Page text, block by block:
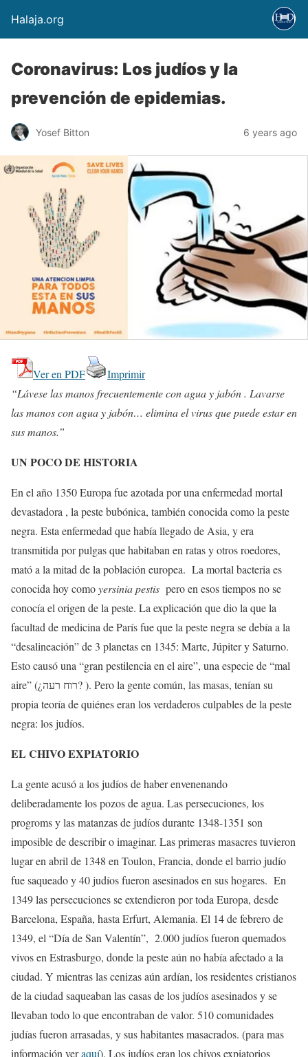
Halaja.org
Coronavirus: Los judíos y la
prevención de epidemias.
Yosef Bitton 6 years ago
Ver en PDF
Imprimir
“Lávese las manos frecuentemente con agua y jabón . Lavarse
las manos con agua y jabón… elimina el virus que puede estar en
sus manos.”
UN POCO DE HISTORIA
En el año 1350 Europa fue azotada por una enfermedad mortal
devastadora , la peste bubónica, también conocida como la peste
negra. Esta enfermedad que había llegado de Asia, y era
transmitida por pulgas que habitaban en ratas y otros roedores,
mató a la mitad de la población europea. La mortal bacteria es
conocida hoy comoyersiniapestis pero en esos tiempos no se
conocía el origen de la peste. La explicación que dio la que la
facultad de medicina de París fue que la peste negra se debía a la
“desalineación” de 3 planetas en 1345: Marte, Júpiter y Saturno.
Esto causó una “gran pestilencia en el aire”, una especie de “mal
aire” (¿רוח רעה? ). Pero la gente común, las masas, tenían su
propia teoría de quiénes eran los verdaderos culpables de la peste
negra: los judíos.
EL CHIVO EXPIATORIO
La gente acusó a los judíos de haber envenenando
deliberadamente los pozos de agua. Las persecuciones, los
progroms y las matanzas de judíos durante 1348-1351 son
imposible de describir o imaginar. Las primeras masacres tuvieron
lugar en abril de 1348 en Toulon, Francia, donde el barrio judío
fue saqueado y 40 judíos fueron asesinados en sus hogares. En
1349 las persecuciones se extendieron por toda Europa, desde
Barcelona, España, hasta Erfurt, Alemania. El 14 de febrero de
1349, el “Día de San Valentín”, 2.000 judíos fueron quemados
vivos en Estrasburgo, donde la peste aún no había afectado a la
ciudad. Y mientras las cenizas aún ardían, los residentes cristianos
de la ciudad saqueaban las casas de los judíos asesinados y se
llevaban todo lo que encontraban de valor. 510 comunidades
judías fueron arrasadas, y sus habitantes masacrados. (para mas
información veraquí). Los judíos eran los chivos expiatorios